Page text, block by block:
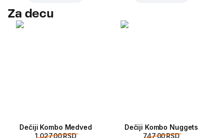
Za decu
Dečiji Kombo Medved
1.027,00 RSD
Dečiji Kombo Nuggets
747,00 RSD